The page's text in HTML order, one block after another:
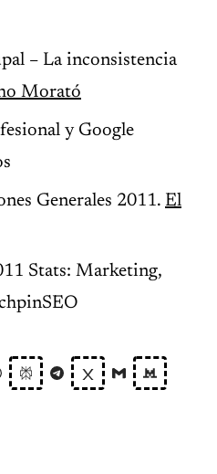
– La inconsistencia
Morató
y Google
Generales 2011. El
Stats: Marketing,